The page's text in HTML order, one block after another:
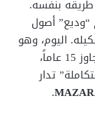
بنفسه.
أصول
اليوم، وهو
في الحادية والثلاثين من عمره، يمتلك خبرة تتجاوز 15 عاماً،
تدار
.